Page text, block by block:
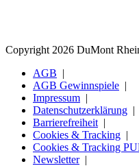
Copyright 2026 DuMont
AGB
AGB Gewinnspiele
Impressum
Datenschutzerklärung
Barrierefreiheit
Cookies & Tracking
Cookies & Tracking
Newsletter